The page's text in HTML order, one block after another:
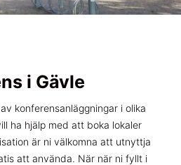
i Gävle
konferensanläggningar i olika
ha hjälp med att boka lokaler
är ni välkomna att utnyttja
att använda. När när ni fyllt i